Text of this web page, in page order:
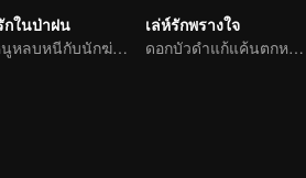
กในป่าฝน
คุณหนูหลบหนีกับนักฆ่าหนุ่มกระด้างไถ่ถอนกัน
เล่ห์รักพรางใจ
ดอกบัวดำแก้แค้นตกหลุมรักนายแบดบอย